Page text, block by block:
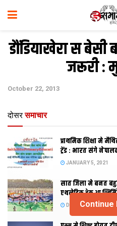
डौंडियाखेरा स
जरूरी :
October 22, 2013
दोसर समाचार
प्राथमिक शि‍क्षा मे
ट्रेंड : भारत संगे
JANUARY 5, 2021
सात जिला मे बनत
एथलेटिक ट्रेक आ
DECEMBER 26, 2020
Continue